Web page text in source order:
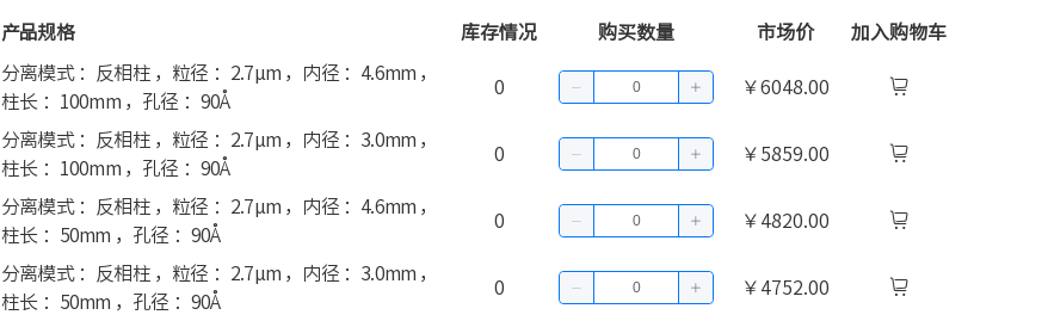
产品规格 库存情况 购买数量 市场价 加入购物车
分离模式 ：反相柱 ，粒径 ：2.7μm ，内径 ：4.6mm ，
柱长 ：100mm ，孔径 ：90Å
0 ￥6048.00
分离模式 ：反相柱 ，粒径 ：2.7μm ，内径 ：3.0mm ，
柱长 ：100mm ，孔径 ：90Å
0 ￥5859.00
分离模式 ：反相柱 ，粒径 ：2.7μm ，内径 ：4.6mm ，
柱长 ：50mm ，孔径 ：90Å
0 ￥4820.00
分离模式 ：反相柱 ，粒径 ：2.7μm ，内径 ：3.0mm ，
柱长 ：50mm ，孔径 ：90Å
0 ￥4752.00